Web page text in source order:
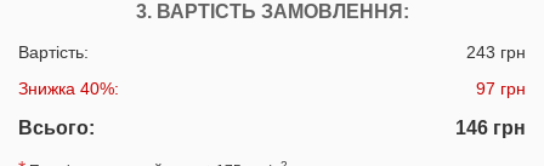
3. ВАРТІСТЬ ЗАМОВЛЕННЯ:
Вартість:
243 грн
Знижка 40%:
97 грн
Всього:
146 грн